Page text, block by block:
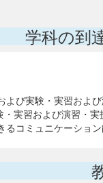
学科の到
び実験・実習およ
実習および演習・
コミュニケーショ